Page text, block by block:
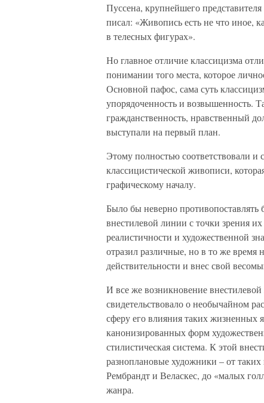
Пуссена, крупнейшего
писал: «Живопись есть не что иное,
в телесных фигурах».
Но главное отличие классицизма
понимании того места, которое
Основной пафос, сама суть
упорядоченность и возвышенность.
гражданственность, нравственный
выступали на первый план.
Этому полностью соответствовали и
классицистической живописи,
графическому началу.
Было бы неверно противопоставлять
внестилевой линии с точки зрения
реалистичности и художественной
отразил различные, но в то же
действительности и внес свой
И все же возникновение
свидетельствовало о необычайном
сферу его влияния таких жизненных
канонизированных форм
стилистическая система. К этой
разноплановые художники – от
Рембрандт и Веласкес, до «малых
жанра.